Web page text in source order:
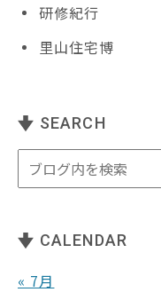
研修紀行
里山住宅博
SEARCH
CALENDAR
« 7月